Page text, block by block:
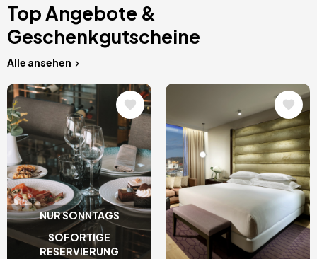
Top Angebote &
Geschenkgutscheine
Alle ansehen
NUR SONNTAGS
SOFORTIGE
RESERVIERUNG
Bild